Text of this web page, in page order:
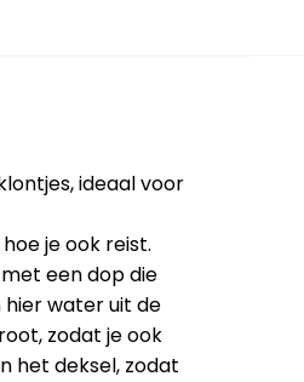
ideaal voor
je ook reist.
een dop die
hier water uit de
zodat je ook
het deksel, zodat